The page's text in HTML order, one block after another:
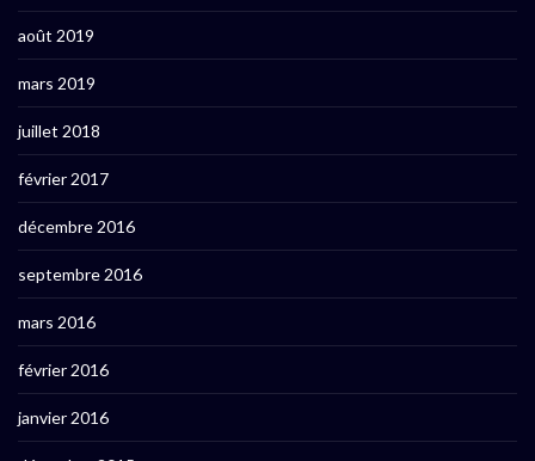
août 2019
mars 2019
juillet 2018
février 2017
décembre 2016
septembre 2016
mars 2016
février 2016
janvier 2016